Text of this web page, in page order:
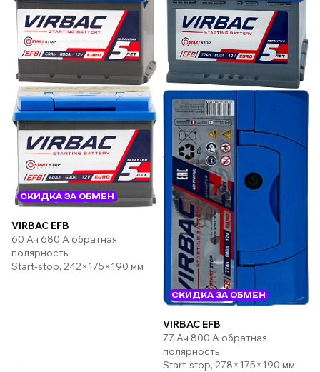
СКИДКА ЗА ОБМЕН
VIRBAC EFB
60 Ач 680 А обратная
полярность
Start-stop, 242×175×190 мм
СКИДКА ЗА ОБМЕН
VIRBAC EFB
77 Ач 800 А обратная
полярность
Start-stop, 278×175×190 мм